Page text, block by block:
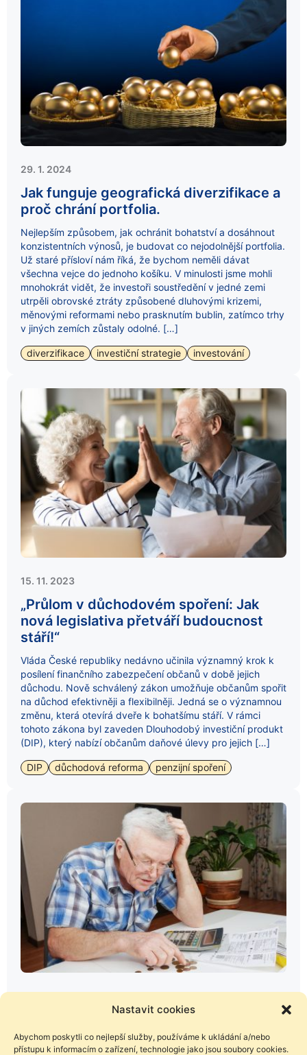
Nastavit cookies
Abychom poskytli co nejlepší služby, používáme k ukládání a/nebo
přístupu k informacím o zařízení, technologie jako jsou soubory cookies.
29. 1. 2024
Jak funguje geografická diverzifikace a
proč chrání portfolia.
Nejlepším způsobem, jak ochránit bohatství a dosáhnout
konzistentních výnosů, je budovat co nejodolnější portfolia.
Už staré přísloví nám říká, že bychom neměli dávat
všechna vejce do jednoho košíku. V minulosti jsme mohli
mnohokrát vidět, že investoři soustředění v jedné zemi
utrpěli obrovské ztráty způsobené dluhovými krizemi,
měnovými reformami nebo prasknutím bublin, zatímco trhy
v jiných zemích zůstaly odolné. […]
diverzifikace investiční strategie investování
15. 11. 2023
„Průlom v důchodovém spoření: Jak
nová legislativa přetváří budoucnost
stáří!“
Vláda České republiky nedávno učinila významný krok k
posílení finančního zabezpečení občanů v době jejich
důchodu. Nově schválený zákon umožňuje občanům spořit
na důchod efektivněji a flexibilněji. Jedná se o významnou
změnu, která otevírá dveře k bohatšímu stáří. V rámci
tohoto zákona byl zaveden Dlouhodobý investiční produkt
(DIP), který nabízí občanům daňové úlevy pro jejich […]
DIP důchodová reforma penzijní spoření
22. 9. 2023
„Proč je naše penzijní spoření mezi
nejhoršími na světě? Pravda, kterou